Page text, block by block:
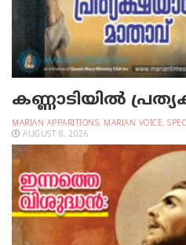
കണ്ണാടിയില്‍
MARIAN APPARITIONS, MARIAN VOICE,
AUGUST 8, 2026